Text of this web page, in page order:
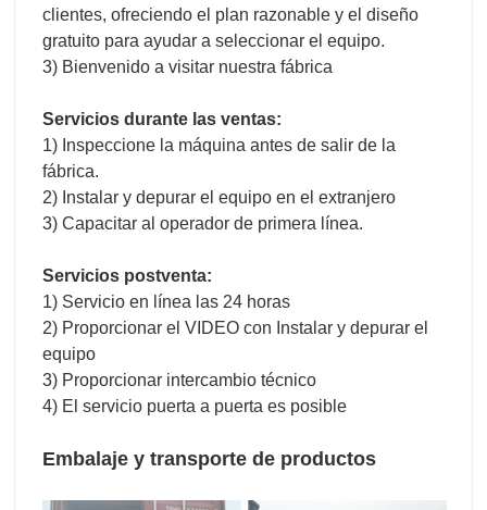
clientes, ofreciendo el plan razonable y el diseño
gratuito para ayudar a seleccionar el equipo.
3) Bienvenido a visitar nuestra fábrica
Servicios durante las ventas:
1) Inspeccione la máquina antes de salir de la
fábrica.
2) Instalar y depurar el equipo en el extranjero
3) Capacitar al operador de primera línea.
Servicios postventa:
1) Servicio en línea las 24 horas
2) Proporcionar el VIDEO con Instalar y depurar el
equipo
3) Proporcionar intercambio técnico
4) El servicio puerta a puerta es posible
Embalaje y transporte de productos